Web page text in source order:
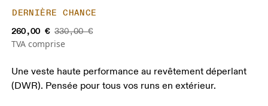
DERNIÈRE CHANCE
260,00 € 330,00 €
TVA comprise
Une veste haute performance au revêtement déperlant
(DWR). Pensée pour tous vos runs en extérieur.